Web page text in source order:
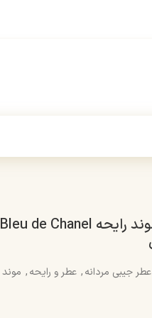
عطر مردانه موند رایحه Bleu de Chanel
عطر جیبی مردانه, عطر و رایحه, موند